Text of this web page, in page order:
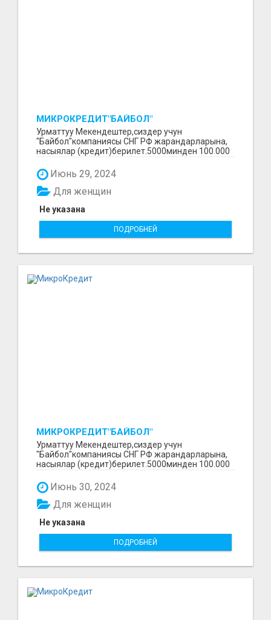
МИКРОКРЕДИТ"БАЙБОЛ"
Урматтуу Мекендештер,сиздер учун
"Байбол"компаниясы СНГ РФ жарандарларына,
насыялар (кредит)берилет.5000минден 100.000
Июнь 29, 2024
Не указана
Для женщин
ПОДРОБНЕЙ
МИКРОКРЕДИТ"БАЙБОЛ"
Урматтуу Мекендештер,сиздер учун
"Байбол"компаниясы СНГ РФ жарандарларына,
насыялар (кредит)берилет.5000минден 100.000
Июнь 30, 2024
Не указана
Для женщин
ПОДРОБНЕЙ